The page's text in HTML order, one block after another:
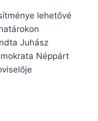
lehetővé
Juhász
Néppárt